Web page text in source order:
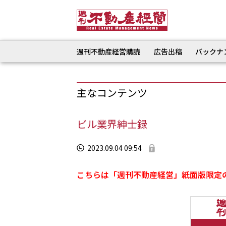
週刊不動産経営購読 広告出稿 バック
主なコンテンツ
ビル業界紳士録
2023.09.04 09:54
こちらは「週刊不動産経営」紙面版限定